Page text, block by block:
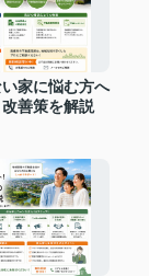
家に悩む方へ
善策を解説